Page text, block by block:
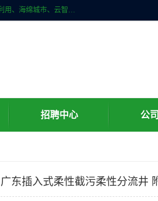
青岛铭源环保科技有限公司是一家专注于环保与智慧水务领域的先进科技企业，公司专注于云智能一体化预制泵站、水务循环利用、海绵城市、云智慧水务开发及新型环保技术研发等领域。铭源环保以为客户提供优质产品、专业技术服务为己任。为客户提供量身定制方案，提供多种配置方案满足实际使用要求。严控供货周期，并提供高标准后期维护。以环保为己任，视质量如生命，以技术做先导，靠诚信赢客户。
招聘中心 公
广东插入式柔性截污柔性分流井